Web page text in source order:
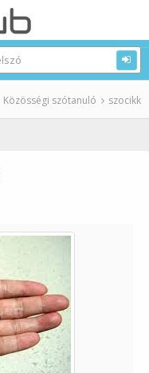
Közösségi szótanuló szocikk